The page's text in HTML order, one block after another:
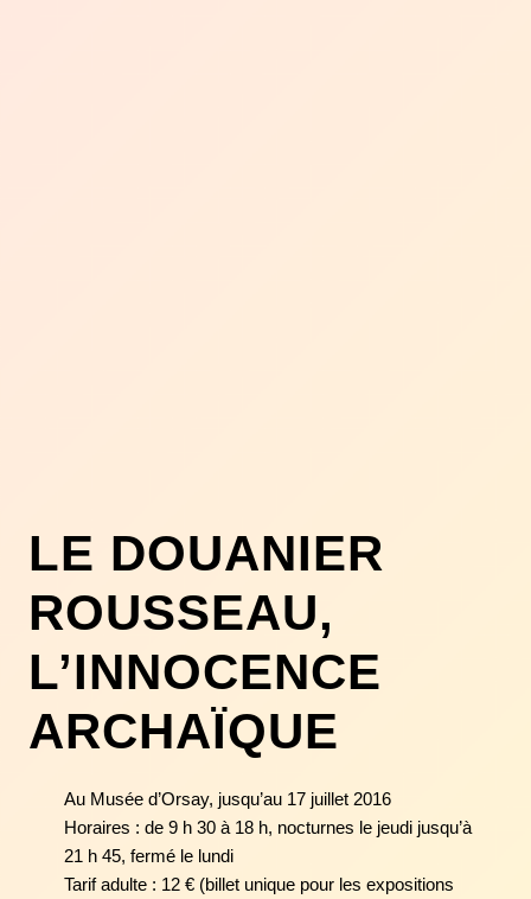
LE DOUANIER
ROUSSEAU,
L’INNOCENCE
ARCHAÏQUE
Au Musée d’Orsay, jusqu’au 17 juillet 2016
Horaires : de 9 h 30 à 18 h, nocturnes le jeudi jusqu’à
21 h 45, fermé le lundi
Tarif adulte : 12 € (billet unique pour les expositions